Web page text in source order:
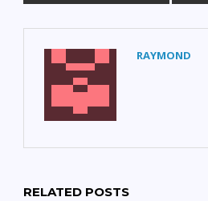
RAYMOND
RELATED POSTS